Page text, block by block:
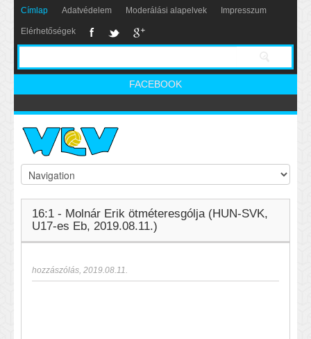
Címlap Adatvédelem Moderálási alapelvek Impresszum
Elérhetőségek
FACEBOOK
16:1 - Molnár Erik ötméteresgólja (HUN-SVK,
U17-es Eb, 2019.08.11.)
hozzászólás, 2019.08.11.